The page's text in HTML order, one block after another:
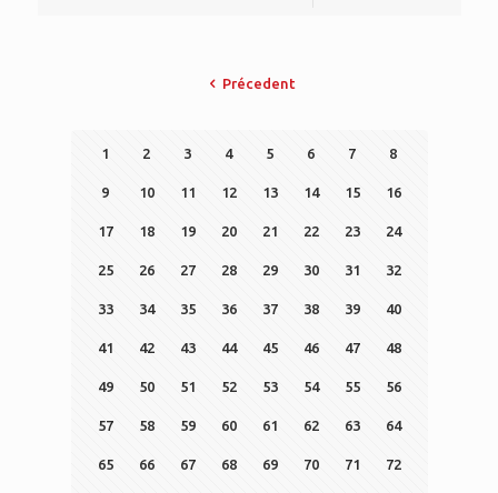
Précedent
1 2 3 4 5 6 7 8
9 10 11 12 13 14 15 16
17 18 19 20 21 22 23 24
25 26 27 28 29 30 31 32
33 34 35 36 37 38 39 40
41 42 43 44 45 46 47 48
49 50 51 52 53 54 55 56
57 58 59 60 61 62 63 64
65 66 67 68 69 70 71 72